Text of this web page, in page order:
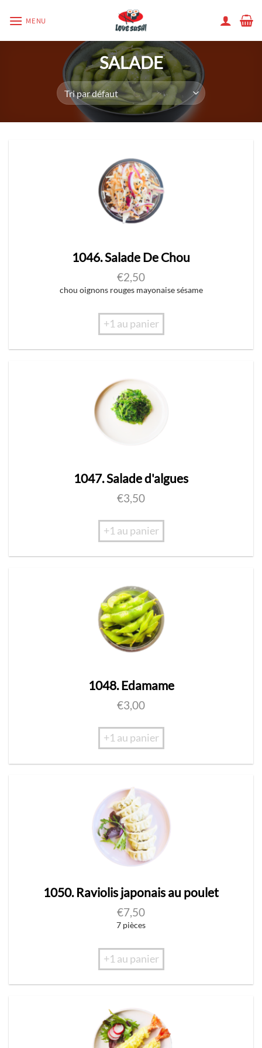
MENU
SALADE
1046. Salade De Chou
€2,50
chou oignons rouges mayonaise sésame
+1 au panier
1047. Salade d'algues
€3,50
+1 au panier
1048. Edamame
€3,00
+1 au panier
1050. Raviolis japonais au poulet
€7,50
7 pièces
+1 au panier